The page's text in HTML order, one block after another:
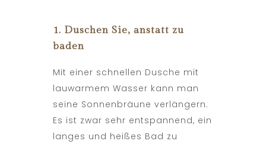
1. Duschen Sie, anstatt zu
baden
Mit einer schnellen Dusche mit
lauwarmem Wasser kann man
seine Sonnenbräune verlängern.
Es ist zwar sehr entspannend, ein
langes und heißes Bad zu